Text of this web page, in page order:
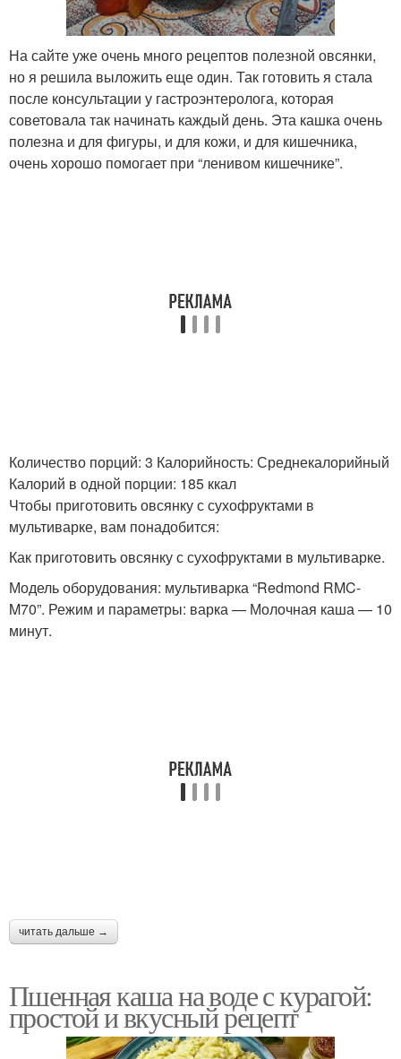
Каша с тыквой Каши с тыквой
Курага в мультиварке Молочная каша
Каша с сухофруктами
Каша на сухом молоке
Ингредиенты для
манная каша
Каши на молоке
На сайте уже очень много рецептов полезной овсянки,
но я решила выложить еще один. Так готовить я стала
после консультации у гастроэнтеролога, которая
советовала так начинать каждый день. Эта кашка очень
полезна и для фигуры, и для кожи, и для кишечника,
очень хорошо помогает при “ленивом кишечнике”.
Количество порций: 3 Калорийность: Среднекалорийный
Калорий в одной порции: 185 ккал
Чтобы приготовить овсянку с сухофруктами в
мультиварке, вам понадобится:
Как приготовить овсянку с сухофруктами в мультиварке.
Модель оборудования: мультиварка “Redmond RMC-
M70”. Режим и параметры: варка — Молочная каша — 10
минут.
читать дальше →
Пшенная каша на воде с курагой:
простой и вкусный рецепт